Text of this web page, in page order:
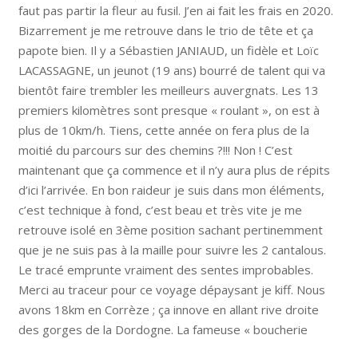
faut pas partir la fleur au fusil. J’en ai fait les frais en 2020.
Bizarrement je me retrouve dans le trio de tête et ça
papote bien. Il y a Sébastien JANIAUD, un fidèle et Loïc
LACASSAGNE, un jeunot (19 ans) bourré de talent qui va
bientôt faire trembler les meilleurs auvergnats. Les 13
premiers kilomètres sont presque « roulant », on est à
plus de 10km/h. Tiens, cette année on fera plus de la
moitié du parcours sur des chemins ?!!! Non ! C’est
maintenant que ça commence et il n’y aura plus de répits
d’ici l’arrivée. En bon raideur je suis dans mon éléments,
c’est technique à fond, c’est beau et très vite je me
retrouve isolé en 3ème position sachant pertinemment
que je ne suis pas à la maille pour suivre les 2 cantalous.
Le tracé emprunte vraiment des sentes improbables.
Merci au traceur pour ce voyage dépaysant je kiff. Nous
avons 18km en Corrèze ; ça innove en allant rive droite
des gorges de la Dordogne. La fameuse « boucherie